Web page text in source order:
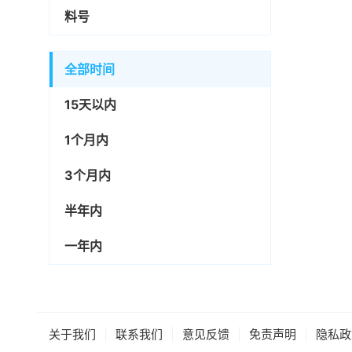
料号
全部时间
15天以内
1个月内
3个月内
半年内
一年内
关于我们 联系我们 意见反馈 免责声明 隐私